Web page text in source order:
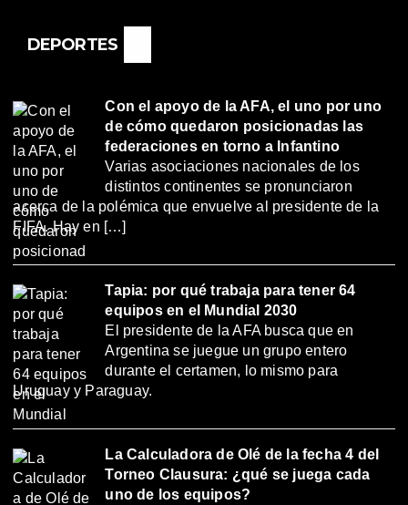
DEPORTES
Con el apoyo de la AFA, el uno por uno
de cómo quedaron posicionadas las
federaciones en torno a Infantino
Varias asociaciones nacionales de los
distintos continentes se pronunciaron
acerca de la polémica que envuelve al presidente de la
FIFA. Hay en […]
Tapia: por qué trabaja para tener 64
equipos en el Mundial 2030
El presidente de la AFA busca que en
Argentina se juegue un grupo entero
durante el certamen, lo mismo para
Uruguay y Paraguay.
La Calculadora de Olé de la fecha 4 del
Torneo Clausura: ¿qué se juega cada
uno de los equipos?